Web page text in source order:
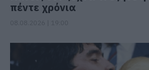
πέντε χρόνια